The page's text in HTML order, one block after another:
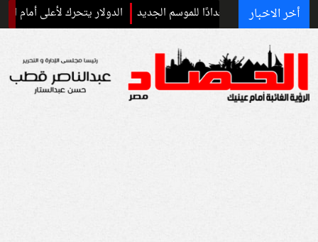
أخر الاخبار
استعدادًا للموسم الجديد الدولار يتحرك لأعلى أمام الجنيه..